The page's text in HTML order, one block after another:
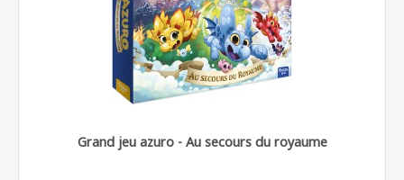
Grand jeu azuro - Au secours du royaume